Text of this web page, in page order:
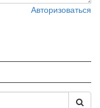
Авторизоваться